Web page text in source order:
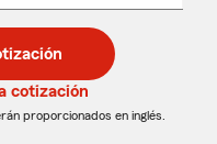
cotización
proporcionados en inglés.